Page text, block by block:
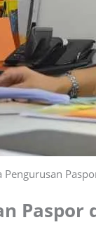
Pengurusan